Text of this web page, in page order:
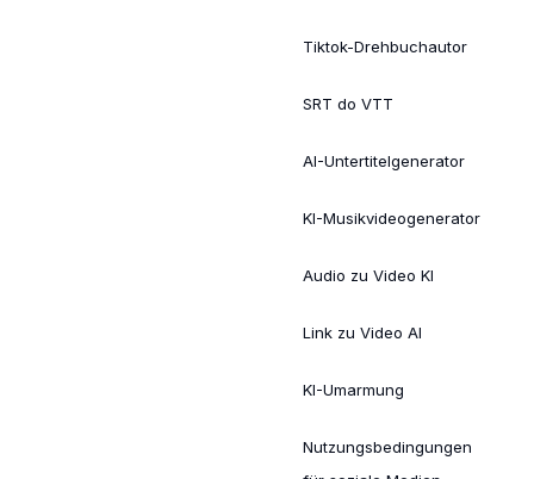
Tiktok-Drehbuchautor
SRT do VTT
AI-Untertitelgenerator
KI-Musikvideogenerator
Audio zu Video KI
Link zu Video AI
KI-Umarmung
Nutzungsbedingungen